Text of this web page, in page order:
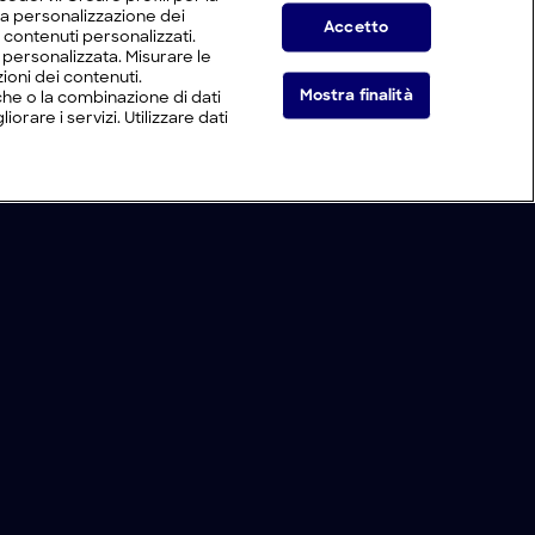
personalizzazione dei
personalizzati.
Misurare le
dei contenuti.
o la combinazione di dati
i servizi. Utilizzare dati
Accetto
Mostra finalità